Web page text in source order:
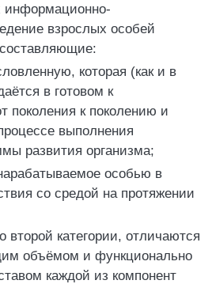
взрослых особей
которая (как и в
в готовом к
поколения к поколению и
выполнения
развития организма;
особью в
со средой на протяжении
категории, отличаются
объёмом и функционально
каждой из компонент